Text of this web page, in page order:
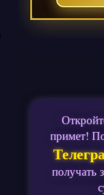
примет!
получать